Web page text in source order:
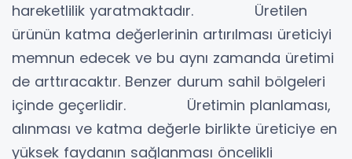
hareketlilik yaratmaktadır. Üretilen
ürünün katma değerlerinin artırılması üreticiyi
memnun edecek ve bu aynı zamanda üretimi
de arttıracaktır. Benzer durum sahil bölgeleri
içinde geçerlidir. Üretimin planlaması,
alınması ve katma değerle birlikte üreticiye en
yüksek faydanın sağlanması öncelikli